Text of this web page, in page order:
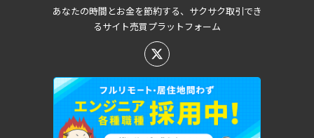
あなたの時間とお金を節約する、サクサク取引でき
るサイト売買プラットフォーム